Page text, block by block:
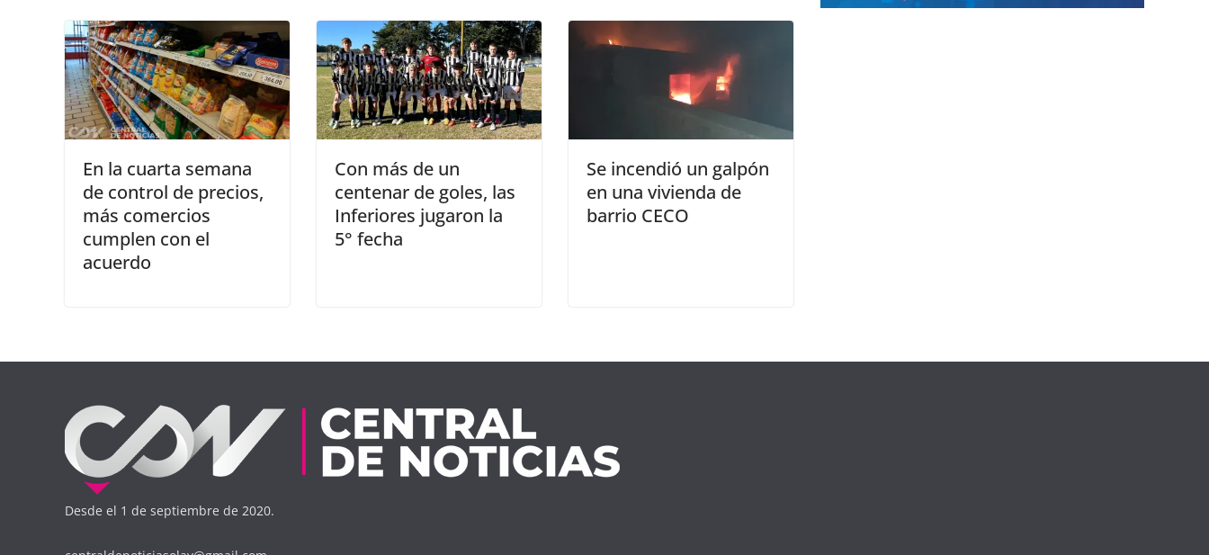
En la cuarta semana
de control de precios,
más comercios
cumplen con el
acuerdo
Con más de un
centenar de goles, las
Inferiores jugaron la
5° fecha
Se incendió un galpón
en una vivienda de
barrio CECO
Desde el 1 de septiembre de 2020.